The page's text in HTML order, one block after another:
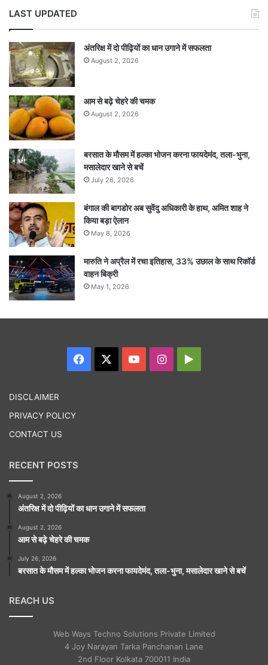
LAST UPDATED
अंतरिक्ष में दो पीढ़ियों का धान उगाने में सफलता
August 2, 2026
आम से बढ़े चेहरे की चमक
August 2, 2026
बरसात के मौसम में हल्का भोजन करना फायदेमंद, तला-भुना,
मसालेदार खाने से बचें
July 26, 2026
बंगाल की बागडोर अब सुवेंदु अधिकारी के हाथ, अमित शाह ने
किया बड़ा ऐलान
May 8, 2026
मारुति ने अप्रैल में रचा इतिहास, 33% उछाल के साथ रिकॉर्ड
वाहन बिक्री
May 1, 2026
Facebook YouTubeInstagram
DISCLAIMER
PRIVACY POLICY
CONTACT US
RECENT POSTS
August 2, 2026
अंतरिक्ष में दो पीढ़ियों का धान उगाने में सफलता
August 2, 2026
आम से बढ़े चेहरे की चमक
July 26, 2026
बरसात के मौसम में हल्का भोजन करना फायदेमंद, तला-भुना, मसालेदार खाने से बचें
REACH US
Web Ways Techno Solutions Private Limited
4 Joy Narayan Tarka Panchanan Lane
2nd Floor Kolkata 700011 India